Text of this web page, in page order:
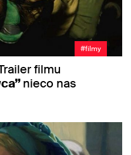
#filmy
filmu
nieco nas